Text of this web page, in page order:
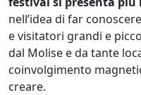
nell’idea di far
e visitatori grandi e
dal Molise e da tante
coinvolgimento
creare.